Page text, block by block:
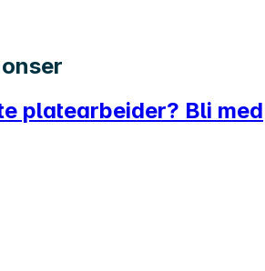
platearbeider? Bli med